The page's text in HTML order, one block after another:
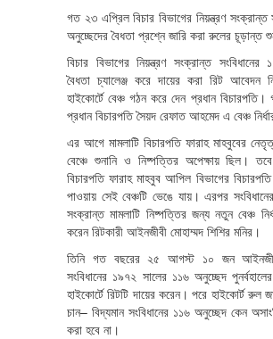
গত ২৩ এপ্রিল বিচার বিভাগের নিয়ন্ত্রণ সংক্রান্ত
অনুচ্ছেদের বৈধতা প্রশ্নে জারি করা রুলের চূড়ান্ত
বিচার বিভাগের নিয়ন্ত্রণ সংক্রান্ত সংবিধানের
বৈধতা চ্যালেঞ্জ করে দায়ের করা রিট আবেদন
হাইকোর্টে বেঞ্চ গঠন করে দেন প্রধান
প্রধান বিচারপতি সৈয়দ রেফাত আহমেদ এ বেঞ্চ
এর আগে মামলাটি বিচারপতি ফারাহ মাহবুবের
বেঞ্চে শুনানি ও নিষ্পত্তির অপেক্ষায় ছিল।
বিচারপতি ফারাহ মাহবুব আপিল বিভাগের
পাওয়ায় সেই বেঞ্চটি ভেঙে যায়। এরপর
সংক্রান্ত মামলাটি নিষ্পত্তির জন্য নতুন বেঞ্চ
করেন রিটকারী আইনজীবী মোহাম্মদ শিশির মনির।
তিনি গত বছরের ২৫ আগস্ট ১০ জন
সংবিধানের ১৯৭২ সালের ১১৬ অনুচ্ছেদ পুনর্বহালের
হাইকোর্টে রিটটি দায়ের করেন। পরে হাইকোর্ট রুল
চান– বিদ্যমান সংবিধানের ১১৬ অনুচ্ছেদ কেন
করা হবে না।